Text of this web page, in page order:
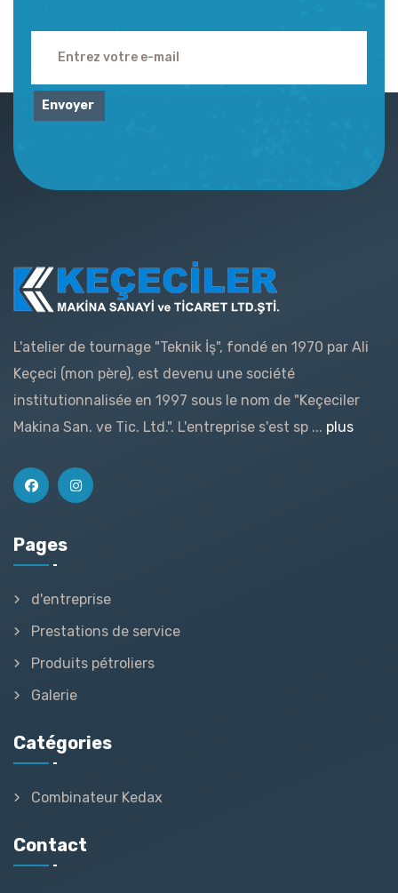
Envoyer
L'atelier de tournage "Teknik İş", fondé en 1970 par Ali
Keçeci (mon père), est devenu une société
institutionnalisée en 1997 sous le nom de "Keçeciler
Makina San. ve Tic. Ltd.". L'entreprise s'est sp ... plus
Pages
d'entreprise
Prestations de service
Produits pétroliers
Galerie
Catégories
Combinateur Kedax
Contact